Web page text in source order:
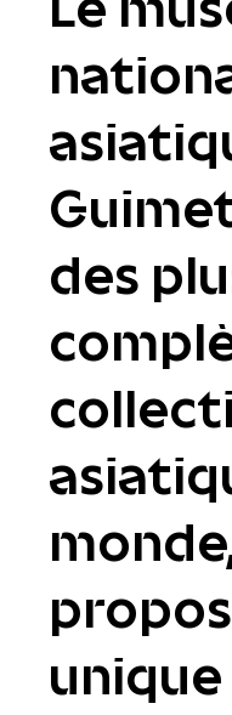
des
unique